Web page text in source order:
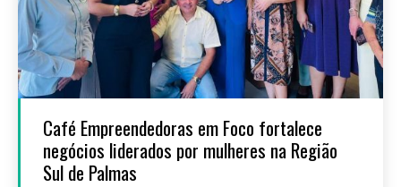
Café Empreendedoras em Foco fortalece
negócios liderados por mulheres na Região
Sul de Palmas